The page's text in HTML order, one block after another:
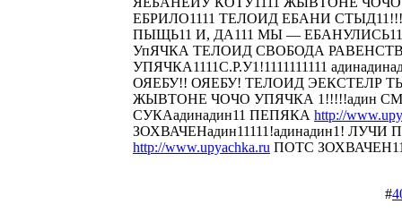
ЕБРИЛО1111 ТЕЛОИД ЕБАНИ СТЫД11!!!
ПЫЩЬ11 И, ДА111 МЫ —
УпЯЧКА ТЕЛОИД СВОБОДА
УПЯЧКА1111С.Р.У1!1111111111
ОЯЕБУ!! ОЯЕБУ! ТЕЛОИД ЭЕКСТЕЛР
ЖЫВТОНЕ ЧОЧО УПЯЧКА 1!!!!!адин
СУКАадинадин11 ПЕПЯКА http://
ЗОХВАЧЕНадин11111!адинадин1! ЛУЧИ
http://www.upyachka.ru ПОТС
#